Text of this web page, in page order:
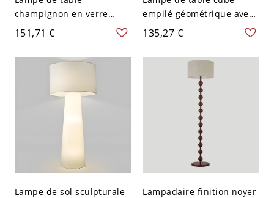
champignon en verre
style Mid-Century, lampe
de chevet rétro avec base
chromée - Blanc 110 V-120
151,71 €
empilé géométrique avec
abat-jour en tissu texturé
et base noire brillante -
110 V-120 V 30,48 cm Noir
135,27 €
Lampe de sol sculpturale
Lampadaire finition noyer